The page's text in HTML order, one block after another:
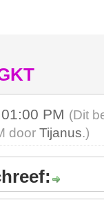
PM (Dit
doorTijanus.)